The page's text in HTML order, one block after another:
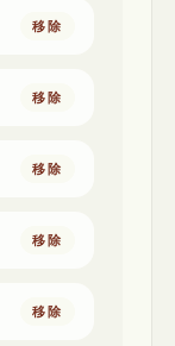
移除
移除
移除
移除
移除